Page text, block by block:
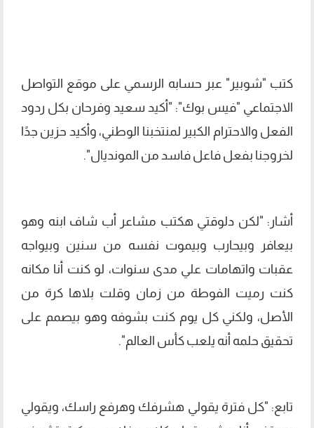
كتب "شوبير" عبر حسابه الرسمي على موقع التواصل
الاجتماعي "فيس بوك": "أكيد سعيد وفرحان بكل ردود
الفعل والاحترام الكبير لمنتخبنا الوطني، وأكيد حزين جدًا
لخروجنا بفعل فاعل فاسد من المونديال".
أشار: "لكن دلوقتي هكتب مشاعر أب شاف ابنه وهو
بيعافر وبيحارب وبيموت نفسه من سنين وبيواجه
عقبات واتهامات علي مدى سنوات، لو كنت أنا مكانه
كنت رميت الفوطة من زمان وقلت بلاها كرة من
الأصل، ولكني كل يوم كنت بشوفه وهو بيصمم على
تحقيق حلمه أنه يلعب كأس العالم".
تابع: "كل فترة يقولي هشرفك وهرفع راسك، ويقولي